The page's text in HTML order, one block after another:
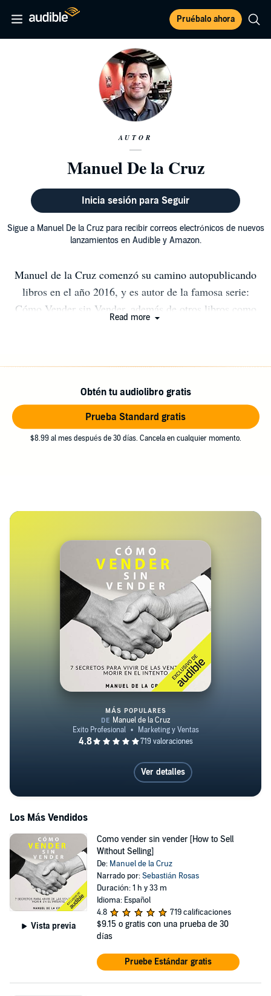
Pruébalo ahora
AUTOR
Manuel De la Cruz
Inicia sesión para Seguir
Sigue a Manuel De la Cruz para recibir correos electrónicos de nuevos
lanzamientos en Audible y Amazon.
Manuel de la Cruz comenzó su camino autopublicando
libros en el año 2016, y es autor de la famosa serie:
Cómo Vender sin Vender, además de otros libros como
llevado a ayudar a otros autores a generar un negocio de
autopublicación rentable en Amazon. "El Éxito no es
Hacer un Millón de Cosas. Antes Bien, es Hacer 5 o 6
Cosas, Un Millón de Veces"
Read more
Obtén tu audiolibro gratis
Prueba Standard gratis
$8.99 al mes después de 30 días. Cancela en cualquier momento.
Como vender sin vender [How
MÁS POPULARES
Ver detalles
Los Más Vendidos
Vista previa
Como vender sin vender [How to Sell
Without Selling]
De: Manuel de la Cruz
Narrado por:Sebastián Rosas
Duración: 1 h y 33 m
Idioma: Español
4.8
719 calificaciones
$9.15 o gratis con una prueba de 30
días
Pruebe Estándar gratis